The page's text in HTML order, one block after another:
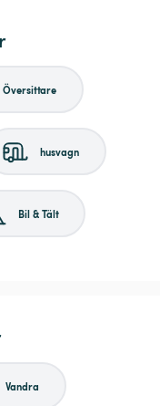
Översittare
husvagn
Bil & Tält
Vandra